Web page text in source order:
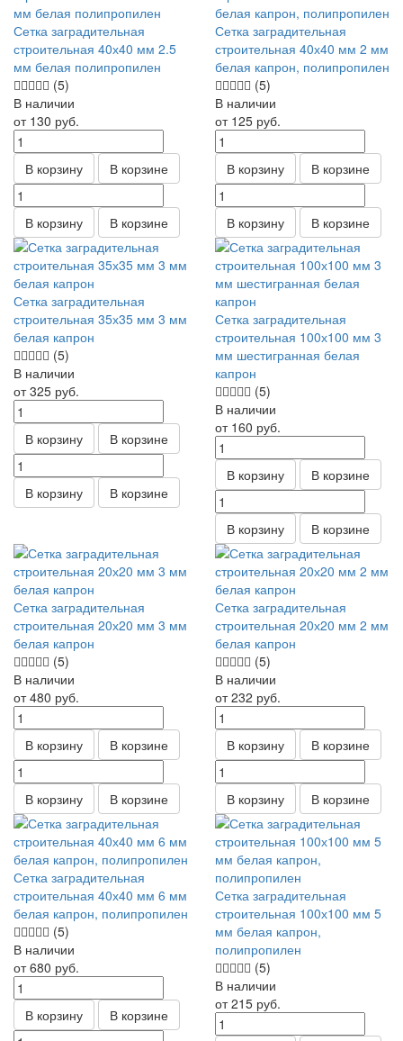
Сетка заградительная
строительная 40х40 мм 2.5
мм белая полипропилен
(5)
В наличии
от 130 руб.
В корзину В корзине
В корзину В корзине
Сетка заградительная
строительная 40х40 мм 2 мм
белая капрон, полипропилен
(5)
В наличии
от 125 руб.
В корзину В корзине
В корзину В корзине
Сетка заградительная
строительная 35х35 мм 3 мм
белая капрон
(5)
В наличии
от 325 руб.
В корзину В корзине
В корзину В корзине
Сетка заградительная
строительная 100х100 мм 3
мм шестигранная белая
капрон
(5)
В наличии
от 160 руб.
В корзину В корзине
В корзину В корзине
Сетка заградительная
строительная 20х20 мм 3 мм
белая капрон
(5)
В наличии
от 480 руб.
В корзину В корзине
В корзину В корзине
Сетка заградительная
строительная 20х20 мм 2 мм
белая капрон
(5)
В наличии
от 232 руб.
В корзину В корзине
В корзину В корзине
Сетка заградительная
строительная 40х40 мм 6 мм
белая капрон, полипропилен
(5)
В наличии
от 680 руб.
В корзину В корзине
Сетка заградительная
строительная 100х100 мм 5
мм белая капрон,
полипропилен
(5)
В наличии
от 215 руб.